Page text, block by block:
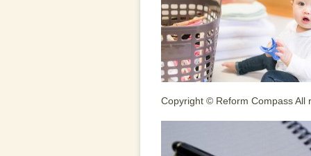
Copyright © Reform Compass All